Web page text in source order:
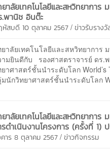
าลัยเทคโนโลยีและสหวิทยากา
.พานิช อินต๊ะ
สบดี 10 ตุลาคม 2567 /ข่าวรับรางวั
าลัยเทคโนโลยีและสหวิทยาการ
ามยินดีกับ รองศาสตราจารย์ ดร
าศาสตร์ชั้นนำระดับโลก World’s
มนักวิทยาศาสตร์ชั้นนำระดับโลก
าลัยเทคโนโลยีและสหวิทยากา
ดำเนินงานโครงการ (ครั้งที่ 1)
าร 8 ตุลาคม 2567/ข่าวกิจกรรม